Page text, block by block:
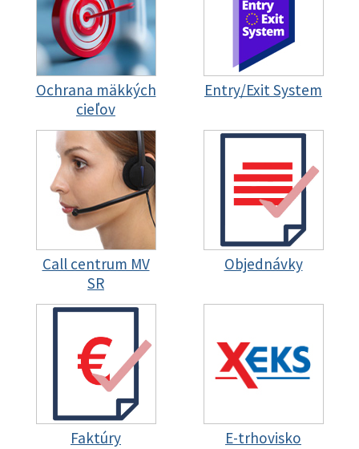
Ochrana mäkkých
cieľov
Entry/Exit System
Call centrum MV
SR
Objednávky
Faktúry E-trhovisko